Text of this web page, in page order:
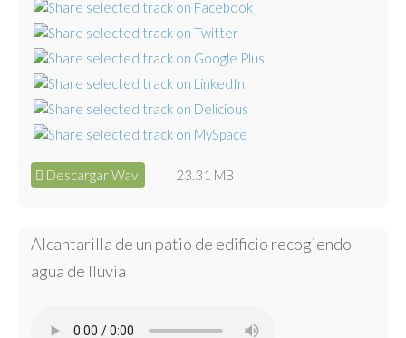
Descargar Wav 23.31 MB
Alcantarilla de un patio de edificio recogiendo
agua de lluvia